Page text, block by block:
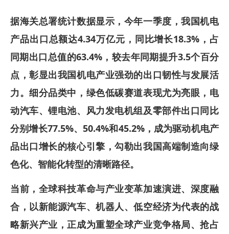
据海关总署统计数据显示，今年一季度，我国机电
产品出口总额达4.34万亿元，同比增长18.3%，占
同期出口总值的63.4%，较去年同期提升3.5个百分
点，彰显出我国机电产业强劲的出口韧性与发展活
力。细分品类中，绿色低碳赛道表现尤为亮眼，电
动汽车、锂电池、风力发电机组及零部件出口同比
分别增长77.5%、50.4%和45.2%，成为驱动机电产
品出口增长的核心引擎，勾勒出我国高端制造向绿
色化、智能化转型的清晰路径。
当前，全球科技革命与产业变革加速演进、深度融
合，以新能源汽车、机器人、低空经济为代表的战
略新兴产业，正成为重塑全球产业竞争格局、抢占